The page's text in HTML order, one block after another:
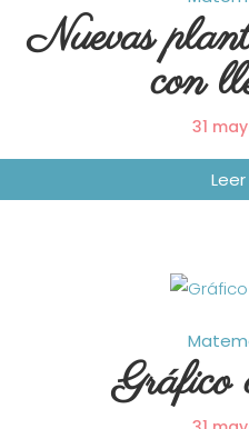
Nuevas
con
31
Gráfico